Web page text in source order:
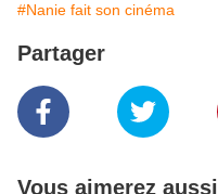
#Nanie fait son cinéma
Partager
Vous aimerez aussi